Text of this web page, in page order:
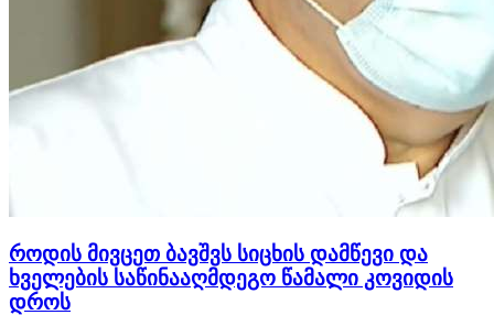
როდის მივცეთ ბავშვს სიცხის დამწევი და
ხველების საწინააღმდეგო წამალი კოვიდის
დროს